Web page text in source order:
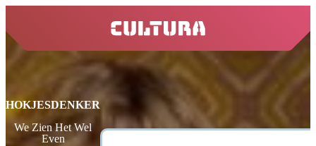
home
HOKJESDENKER
We Zien Het Wel
Even